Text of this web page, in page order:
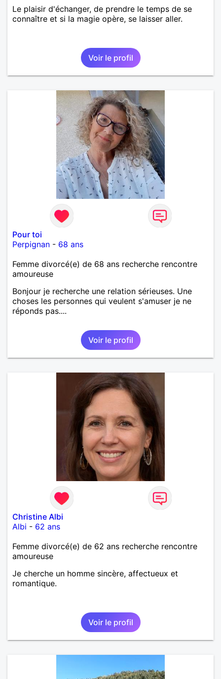
Le plaisir d'échanger, de prendre le temps de se
connaître et si la magie opère, se laisser aller.
Voir le profil
Pour toi
Perpignan - 68 ans
Femme divorcé(e) de 68 ans recherche rencontre
amoureuse
Bonjour je recherche une relation sérieuses. Une
choses les personnes qui veulent s'amuser je ne
réponds pas....
Voir le profil
Christine Albi
Albi - 62 ans
Femme divorcé(e) de 62 ans recherche rencontre
amoureuse
Je cherche un homme sincère, affectueux et
romantique.
Voir le profil